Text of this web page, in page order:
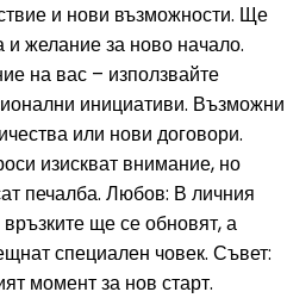
и нови възможности. Ще
и желание за ново начало.
на вас – използвайте
инициативи. Възможни
или нови договори.
изискват внимание, но
печалба. Любов: В личния
ще се обновят, а
специален човек. Съвет:
момент за нов старт.